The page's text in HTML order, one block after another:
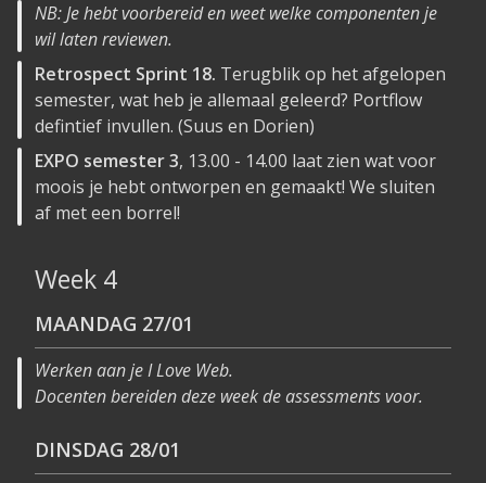
NB: Je hebt voorbereid en weet welke componenten je
wil laten reviewen.
Retrospect Sprint 18. Terugblik op het afgelopen
semester, wat heb je allemaal geleerd? Portflow
defintief invullen. (Suus en Dorien)
EXPO semester 3, 13.00 - 14.00 laat zien wat voor
moois je hebt ontworpen en gemaakt! We sluiten
af met een borrel!
Week 4
MAANDAG 27/01
Werken aan je I Love Web.
Docenten bereiden deze week de assessments voor.
DINSDAG 28/01